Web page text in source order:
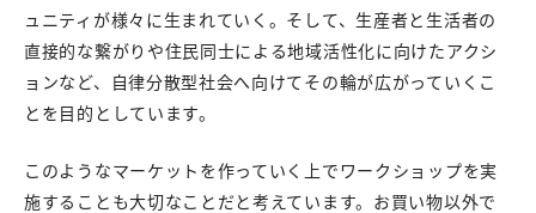
ュニティが様々に生まれていく。そして、生産者と生活者の
直接的な繋がりや住民同士による地域活性化に向けたアクシ
ョンなど、自律分散型社会へ向けてその輪が広がっていくこ
とを目的としています。
このようなマーケットを作っていく上でワークショップを実
施することも大切なことだと考えています。お買い物以外で